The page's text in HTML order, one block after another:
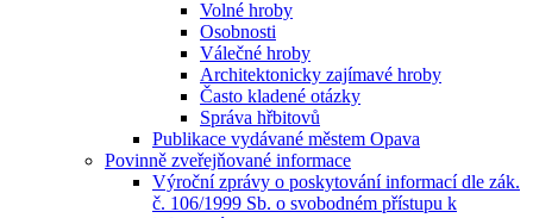
Volné hroby
Osobnosti
Válečné hroby
Architektonicky zajímavé hroby
Často kladené otázky
Správa hřbitovů
Publikace vydávané městem Opava
Povinně zveřejňované informace
Výroční zprávy o poskytování informací dle zák.
č. 106/1999 Sb. o svobodném přístupu k